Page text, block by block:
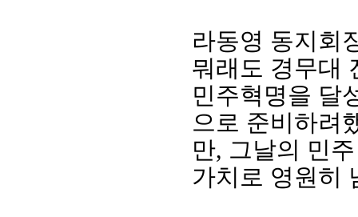
라동영 동지회
뭐래도 경무대
민주혁명을 달
으로 준비하려
만, 그날의 민
가치로 영원히